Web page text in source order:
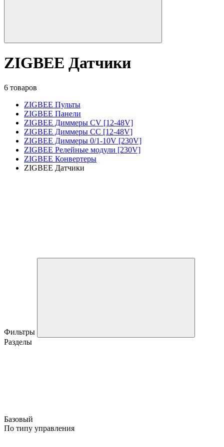
ZIGBEE Датчики
6 товаров
ZIGBEE Пульты
ZIGBEE Панели
ZIGBEE Диммеры CV [12-48V]
ZIGBEE Диммеры CC [12-48V]
ZIGBEE Диммеры 0/1-10V [230V]
ZIGBEE Релейные модули [230V]
ZIGBEE Конвертеры
ZIGBEE Датчики
Фильтры
Разделы
Базовый
По типу управления